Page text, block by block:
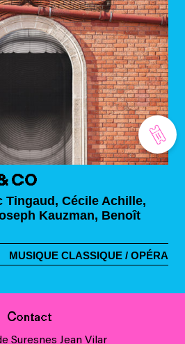
CO
Tingaud, Cécile Achille,
Kauzman, Benoît
MUSIQUE CLASSIQUE / OPÉRA
Contact
Suresnes Jean Vilar